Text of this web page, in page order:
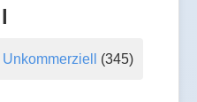
Unkommerziell (345)